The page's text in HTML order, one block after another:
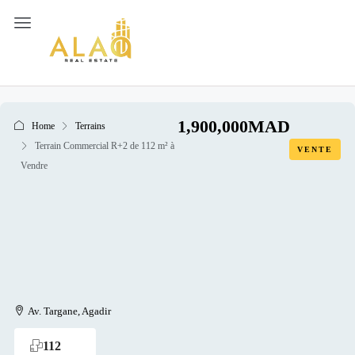
Home
Terrains
Terrain Commercial R+2 de 112 m² à
Vendre
Av. Targane, Agadir
112
1,900,000MAD
VENTE